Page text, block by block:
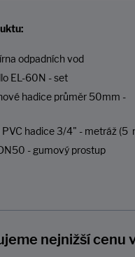
odpadních vod
EL-60N - set
hadice průměr 50mm -
hadice 3/4" - metráž (5
- gumový prostup
nejnižší cenu